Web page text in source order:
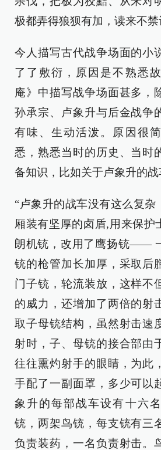
极都弄得狼狈有加，读来不禁
今人描写古代战争场面的小
了了敷衍，原因是不熟悉
庵》中描写战争场面甚多，
孙承宗、卢象升与后金战争
有味、生动活泼。原因很
悉，熟悉当时的历史、当时
备知识，比如关于卢象升的战
“卢象升的战车没有这么复杂
厢装有坚厚的卤盾,用来保护
朗机铳，改用了鹰扬铳——
铳的枪管加长加厚，采取后
门子铳，轮流装放，这样不
的威力，还增加了两倍的射
取子母铳结构，虽然射击速
射时，子、母铳的接合部由
往往熏灼射手的眼睛，为此
手配了一副面罩，多少可以
象升的每部战车设有十六
铳，两架鸟铳，每支铳有三
负责装药，一名负责射击。